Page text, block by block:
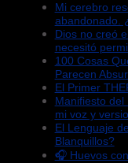
Mi cerebro
abandonado.
Dios no creó
necesitó
100 Cosas
Parecen
El Primer
Manifiesto del
mi voz y
El Lenguaje
Blanquillos?
🎧 Huevos